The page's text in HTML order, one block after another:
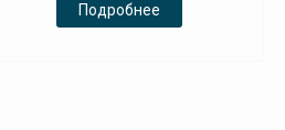
Подробнее